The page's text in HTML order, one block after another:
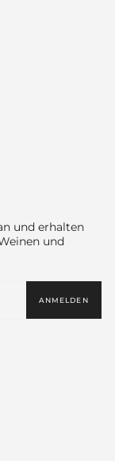
und erhalten
und
ANMELDEN